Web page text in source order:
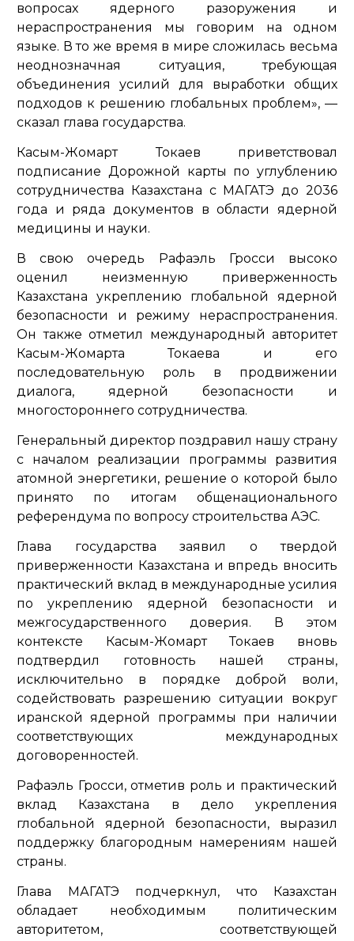
вопросах ядерного разоружения и
нераспространения мы говорим на одном
языке. В то же время в мире сложилась весьма
неоднозначная ситуация, требующая
объединения усилий для выработки общих
подходов к решению глобальных проблем», —
сказал глава государства.
Касым-Жомарт Токаев приветствовал
подписание Дорожной карты по углублению
сотрудничества Казахстана с МАГАТЭ до 2036
года и ряда документов в области ядерной
медицины и науки.
В свою очередь Рафаэль Гросси высоко
оценил неизменную приверженность
Казахстана укреплению глобальной ядерной
безопасности и режиму нераспространения.
Он также отметил международный авторитет
Касым-Жомарта Токаева и его
последовательную роль в продвижении
диалога, ядерной безопасности и
многостороннего сотрудничества.
Генеральный директор поздравил нашу страну
с началом реализации программы развития
атомной энергетики, решение о которой было
принято по итогам общенационального
референдума по вопросу строительства АЭС.
Глава государства заявил о твердой
приверженности Казахстана и впредь вносить
практический вклад в международные усилия
по укреплению ядерной безопасности и
межгосударственного доверия. В этом
контексте Касым-Жомарт Токаев вновь
подтвердил готовность нашей страны,
исключительно в порядке доброй воли,
содействовать разрешению ситуации вокруг
иранской ядерной программы при наличии
соответствующих международных
договоренностей.
Рафаэль Гросси, отметив роль и практический
вклад Казахстана в дело укрепления
глобальной ядерной безопасности, выразил
поддержку благородным намерениям нашей
страны.
Глава МАГАТЭ подчеркнул, что Казахстан
обладает необходимым политическим
авторитетом, соответствующей